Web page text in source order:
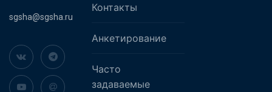
sgsha@sgsha.ru
Контакты
Анкетирование
Часто
задаваемые